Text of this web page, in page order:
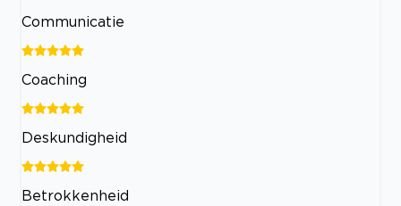
Communicatie
Coaching
Deskundigheid
Betrokkenheid